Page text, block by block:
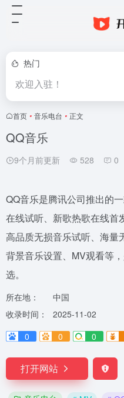
热门
欢迎入驻！
首页 • 音乐电台 • 正文
QQ音乐
9个月前更新 528 0
QQ音乐是腾讯公司推出的
在线试听、新歌热歌在线首
高品质无损音乐试听、海量
背景音乐设置、MV观看等
选。
所在地：
中国
收录时间：
2025-11-02
0
0 0
打开网站